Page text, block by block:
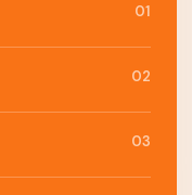
01
02
03